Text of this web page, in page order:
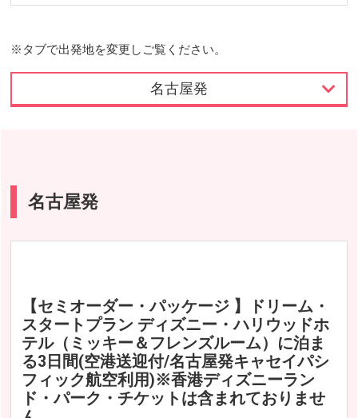
※タブで出発地を変更しご覧ください。
名古屋発
福岡発
名古屋発
【セミオーダー・パッケージ 】ドリーム・
スタートプラン ディズニー・ハリウッドホ
テル（ミッキー＆フレンズルーム）に泊ま
る3日間(空港送迎付/名古屋発キャセイパシ
フィック航空利用)※香港ディズニーラン
ド・パーク・チケットは含まれておりませ